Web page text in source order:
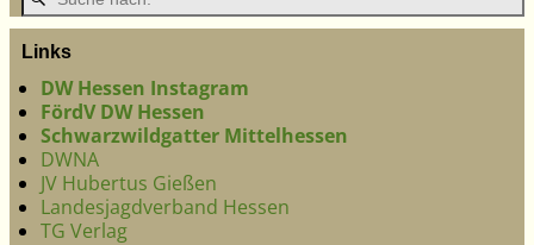
Links
DW Hessen Instagram
FördV DW Hessen
Schwarzwildgatter Mittelhessen
DWNA
JV Hubertus Gießen
Landesjagdverband Hessen
TG Verlag